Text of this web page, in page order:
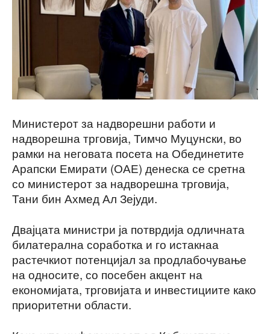
Министерот за надворешни работи и
надворешна трговија, Тимчо Муцунски, во
рамки на неговата посета на Обединетите
Арапски Емирати (ОАЕ) денеска се сретна
со министерот за надворешна трговија,
Тани бин Ахмед Ал Зејуди.
Двајцата министри ја потврдија одличната
билатерална соработка и го истакнаа
растечкиот потенцијал за продлабочување
на односите, со посебен акцент на
економијата, трговијата и инвестициите како
приоритетни области.